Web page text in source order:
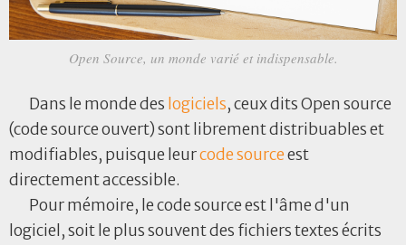
Open Source, un monde varié et indispensable.
Dans le monde des logiciels, ceux dits Open source
(code source ouvert) sont librement distribuables et
modifiables, puisque leurcode sourceest
directement accessible.
Pour mémoire, le code source est l'âme d'un
logiciel, soit le plus souvent des fichiers textes écrits